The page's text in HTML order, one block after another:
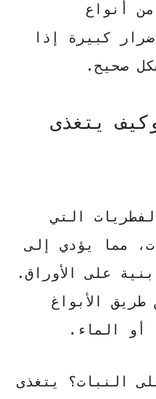
أنواع
كبيرة إذا
صحيح.
يتغذى
التي
مما يؤدي إلى
على الأوراق.
الأبواغ
أو الماء.
النبات؟ يتغذى